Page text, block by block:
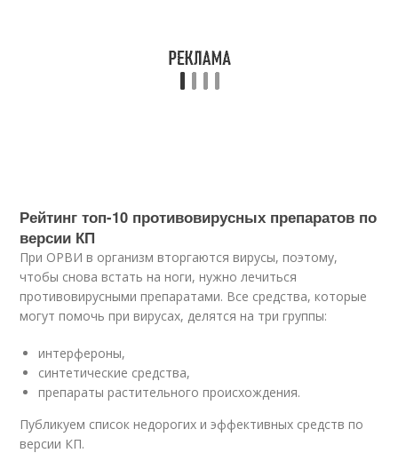
Рейтинг топ-10 противовирусных препаратов по
версии КП
При ОРВИ в организм вторгаются вирусы, поэтому,
чтобы снова встать на ноги, нужно лечиться
противовирусными препаратами. Все средства, которые
могут помочь при вирусах, делятся на три группы:
интерфероны,
синтетические средства,
препараты растительного происхождения.
Публикуем список недорогих и эффективных средств по
версии КП.